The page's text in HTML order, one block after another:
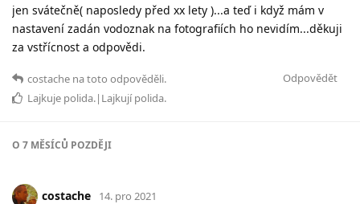
jen svátečně( naposledy před xx lety )...a teď i když mám v
nastavení zadán vodoznak na fotografiích ho nevidím...děkuji
za vstřícnost a odpovědi.
Odpovědět
costache na toto odpověděli.
Lajkuje polida.|Lajkujípolida.
O 7 MĚSÍCŮ POZDĚJI
costache 14. pro 2021